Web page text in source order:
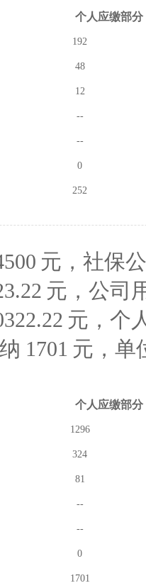
个人应缴部分
192
48
12
--
--
0
252
元，社保
元，公司
元，个
1701 元，单
个人应缴部分
1296
324
81
--
--
0
1701